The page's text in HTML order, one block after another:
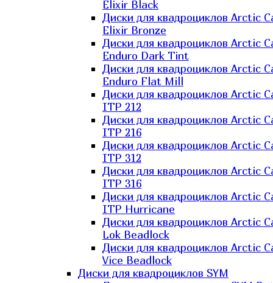
Elixir Black
Диски для квадроциклов Arctic
Elixir Bronze
Диски для квадроциклов Arctic
Enduro Dark Tint
Диски для квадроциклов Arctic
Enduro Flat Mill
Диски для квадроциклов Arctic
ITP 212
Диски для квадроциклов Arctic
ITP 216
Диски для квадроциклов Arctic
ITP 312
Диски для квадроциклов Arctic
ITP 316
Диски для квадроциклов Arctic
ITP Hurricane
Диски для квадроциклов Arctic
Lok Beadlock
Диски для квадроциклов Arctic
Vice Beadlock
Диски для квадроциклов SYM